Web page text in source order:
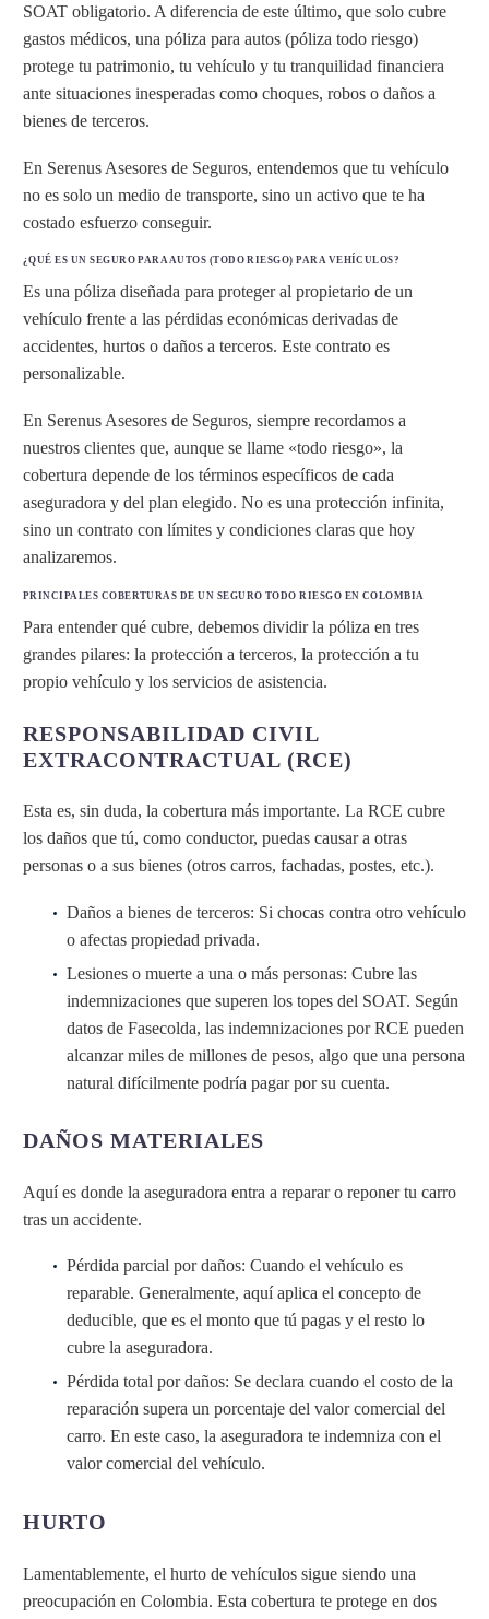
SOAT obligatorio. A diferencia de este último, que solo cubre
gastos médicos, una póliza para autos (póliza todo riesgo)
protege tu patrimonio, tu vehículo y tu tranquilidad financiera
ante situaciones inesperadas como choques, robos o daños a
bienes de terceros.
En Serenus Asesores de Seguros, entendemos que tu vehículo
no es solo un medio de transporte, sino un activo que te ha
costado esfuerzo conseguir.
¿QUÉ ES UN SEGURO PARA AUTOS (TODO RIESGO) PARA VEHÍCULOS?
Es una póliza diseñada para proteger al propietario de un
vehículo frente a las pérdidas económicas derivadas de
accidentes, hurtos o daños a terceros. Este contrato es
personalizable.
En Serenus Asesores de Seguros, siempre recordamos a
nuestros clientes que, aunque se llame «todo riesgo», la
cobertura depende de los términos específicos de cada
aseguradora y del plan elegido. No es una protección infinita,
sino un contrato con límites y condiciones claras que hoy
analizaremos.
PRINCIPALES COBERTURAS DE UN SEGURO TODO RIESGO EN COLOMBIA
Para entender qué cubre, debemos dividir la póliza en tres
grandes pilares: la protección a terceros, la protección a tu
propio vehículo y los servicios de asistencia.
RESPONSABILIDAD CIVIL
EXTRACONTRACTUAL (RCE)
Esta es, sin duda, la cobertura más importante. La RCE cubre
los daños que tú, como conductor, puedas causar a otras
personas o a sus bienes (otros carros, fachadas, postes, etc.).
Daños a bienes de terceros: Si chocas contra otro vehículo
o afectas propiedad privada.
Lesiones o muerte a una o más personas: Cubre las
indemnizaciones que superen los topes del SOAT. Según
datos de Fasecolda, las indemnizaciones por RCE pueden
alcanzar miles de millones de pesos, algo que una persona
natural difícilmente podría pagar por su cuenta.
DAÑOS MATERIALES
Aquí es donde la aseguradora entra a reparar o reponer tu carro
tras un accidente.
Pérdida parcial por daños: Cuando el vehículo es
reparable. Generalmente, aquí aplica el concepto de
deducible, que es el monto que tú pagas y el resto lo
cubre la aseguradora.
Pérdida total por daños: Se declara cuando el costo de la
reparación supera un porcentaje del valor comercial del
carro. En este caso, la aseguradora te indemniza con el
valor comercial del vehículo.
HURTO
Lamentablemente, el hurto de vehículos sigue siendo una
preocupación en Colombia. Esta cobertura te protege en dos